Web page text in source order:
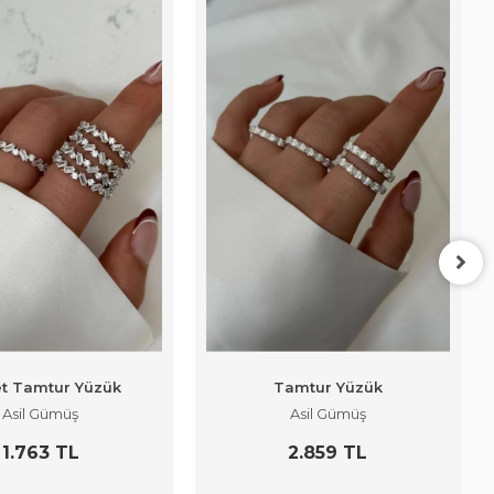
Tamtur Yüzük
Asil Gümüş
1.763 TL
Tamtur Yüzük
Asil Gümüş
2.859 TL